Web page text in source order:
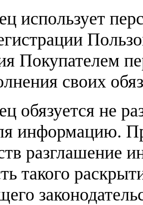
использует
Покупателем
своих
обязуется не
информацию.
разглашение
такого